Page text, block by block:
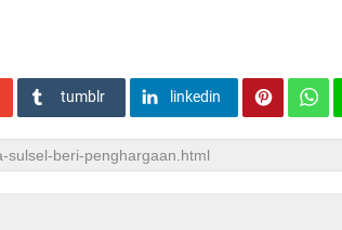
tumblr linkedin